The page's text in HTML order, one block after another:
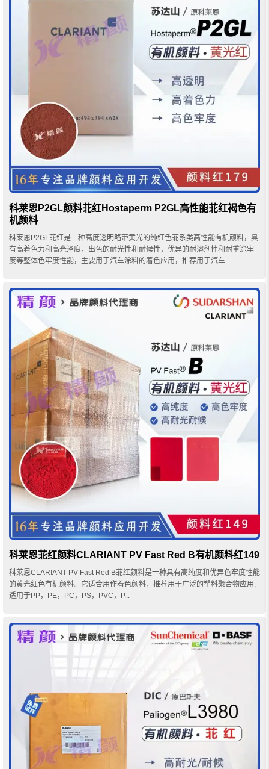
科莱恩P2GL颜料苝红Hostaperm P2GL高性能苝红褐色有
机颜料
科莱恩P2GL苝红是一种高度透明略带黄光的纯红色苝系类高性能有机颜料，具
有高着色力和高光泽度，出色的耐光性和耐候性，优异的耐溶剂性和耐重涂牢
度等整体色牢度性能，主要用于汽车涂料的着色应用，推荐用于汽车...
科莱恩苝红颜料CLARIANT PV Fast Red B有机颜料红149
科莱恩CLARIANT PV Fast Red B苝红颜料是一种具有高纯度和优异色牢度性能
的黄光红色有机颜料。它适合用作着色颜料，推荐用于广泛的塑料聚合物应用,
适用于PP，PE，PC，PS，PVC，P...